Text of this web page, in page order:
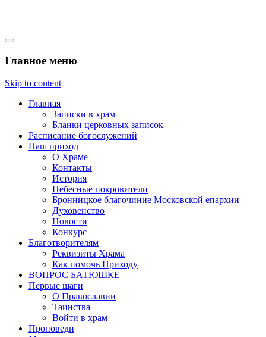
Михайло-Архангельский
храм село Константиново
Главное меню
Skip to content
Главная
Записки в храм
Бланки церковных записок
Расписание богослужений
Наш приход
О Храме
Контакты
История
Небесные покровители
Бронницкое благочиние Московской епархии
Духовенство
Новости
Конкурс
Благотворителям
Реквизиты Храма
Как помочь Приходу
ВОПРОС БАТЮШКЕ
Первые шаги
О Православии
Таинства
Войти в храм
Проповеди